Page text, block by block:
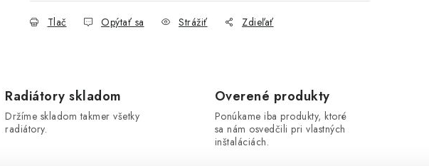
Tlač Opýtať sa Strážiť Zdieľať
Radiátory skladom
Držíme skladom takmer všetky
radiátory.
Overené produkty
Ponúkame iba produkty, ktoré
sa nám osvedčili pri vlastných
inštaláciách.